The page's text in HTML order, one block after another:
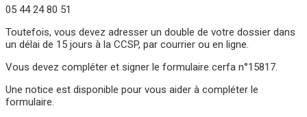
05 44 24 80 51
Toutefois, vous devez adresser un double de votre dossier dans
un délai de 15 jours à la CCSP, par courrier ou en ligne.
Vous devez compléter et signer le formulaire cerfa n°15817.
Une notice est disponible pour vous aider à compléter le
formulaire.